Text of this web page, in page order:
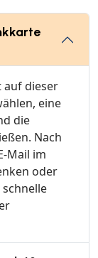
auf dieser
eine
die
Nach
Mail im
oder